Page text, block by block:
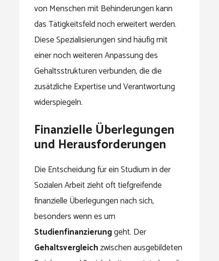
von Menschen mit Behinderungen kann
das Tätigkeitsfeld noch erweitert werden.
Diese Spezialisierungen sind häufig mit
einer noch weiteren Anpassung des
Gehaltsstrukturen verbunden, die die
zusätzliche Expertise und Verantwortung
widerspiegeln.
Finanzielle Überlegungen
und Herausforderungen
Die Entscheidung für ein Studium in der
Sozialen Arbeit zieht oft tiefgreifende
finanzielle Überlegungen nach sich,
besonders wenn es um
Studienfinanzierunggeht. Der
Gehaltsvergleichzwischen ausgebildeten